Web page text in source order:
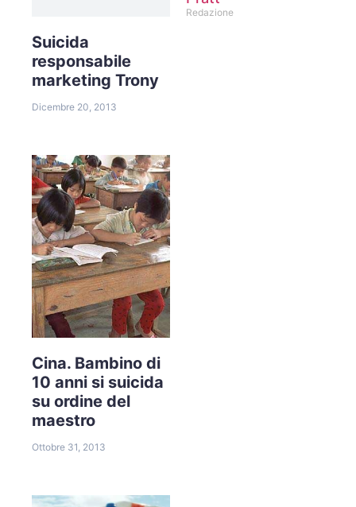
Suicida
responsabile
marketing Trony
Dicembre 20, 2013
Cina. Bambino di
10 anni si suicida
su ordine del
maestro
Ottobre 31, 2013
Redazione